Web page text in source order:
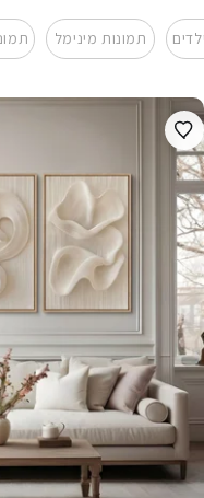
תמונות מינימל